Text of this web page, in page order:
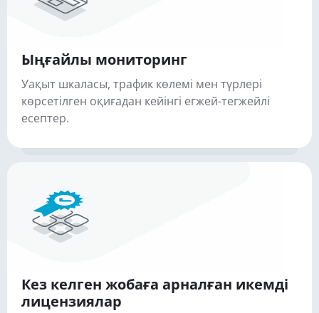
Ыңғайлы мониторинг
Уақыт шкаласы, трафик көлемі мен түрлері
көрсетілген оқиғадан кейінгі егжей-тегжейлі
есептер.
Кез келген жобаға арналған икемді
лицензиялар